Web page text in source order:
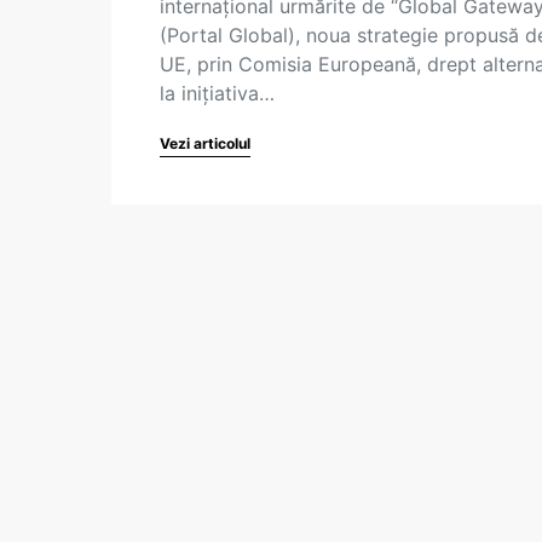
internațional urmărite de “Global
(Portal Global), noua strategie propusă
UE, prin Comisia Europeană, drept
la inițiativa…
Vezi articolul